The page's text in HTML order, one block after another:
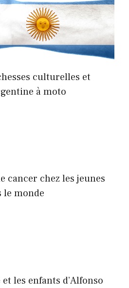
culturelles et
à moto
cancer chez les jeunes
le monde
les enfants d’Alfonso